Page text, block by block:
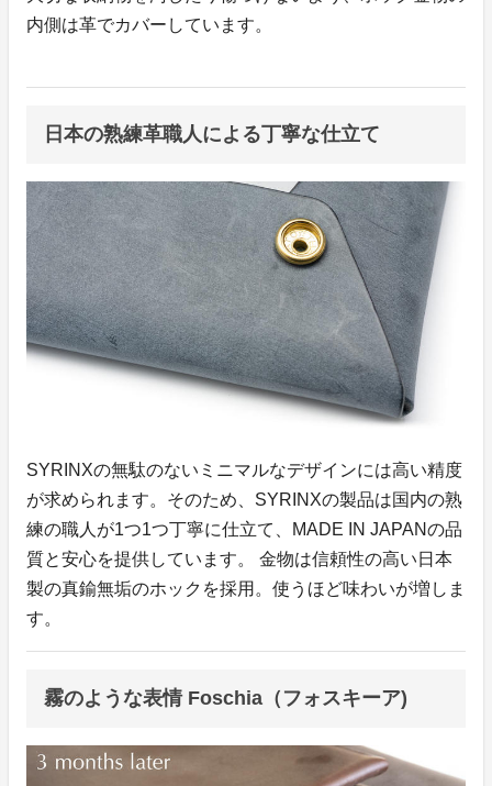
内側は革でカバーしています。
日本の熟練革職人による丁寧な仕立て
SYRINXの無駄のないミニマルなデザインには高い精度
が求められます。そのため、SYRINXの製品は国内の熟
練の職人が1つ1つ丁寧に仕立て、MADE IN JAPANの品
質と安心を提供しています。 金物は信頼性の高い日本
製の真鍮無垢のホックを採用。使うほど味わいが増しま
す。
霧のような表情 Foschia（フォスキーア)